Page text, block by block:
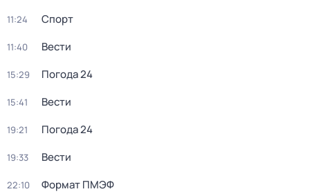
11:24 Спорт
11:40 Вести
15:29 Погода 24
15:41 Вести
19:21 Погода 24
19:33 Вести
22:10 Формат ПМЭФ